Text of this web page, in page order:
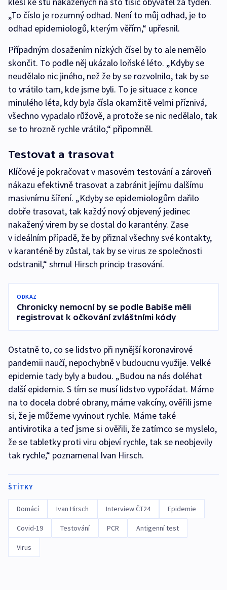
„To číslo je rozumný odhad. Není to můj odhad, je to
odhad epidemiologů, kterým věřím,“ upřesnil.
Případným dosažením nízkých čísel by to ale nemělo
skončit. To podle něj ukázalo loňské léto. „Kdyby se
neudělalo nic jiného, než že by se rozvolnilo, tak by se
to vrátilo tam, kde jsme byli. To je situace z konce
minulého léta, kdy byla čísla okamžitě velmi příznivá,
všechno vypadalo růžově, a protože se nic nedělalo, tak
se to hrozně rychle vrátilo,“ připomněl.
Testovat a trasovat
Klíčové je pokračovat v masovém testování a zároveň
nákazu efektivně trasovat a zabránit jejímu dalšímu
masivnímu šíření. „Kdyby se epidemiologům dařilo
dobře trasovat, tak každý nový objevený jedinec
nakažený virem by se dostal do karantény. Zase
v ideálním případě, že by přiznal všechny své kontakty,
v karanténě by zůstal, tak by se virus ze společnosti
odstranil,“ shrnul Hirsch princip trasování.
ODKAZ
Chronicky nemocní by se podle Babiše měli
registrovat k očkování zvláštními kódy
Ostatně to, co se lidstvo při nynější koronavirové
pandemii naučí, nepochybně v budoucnu využije. Velké
epidemie tady byly a budou. „Budou na nás doléhat
další epidemie. S tím se musí lidstvo vypořádat. Máme
na to docela dobré obrany, máme vakcíny, ověřili jsme
si, že je můžeme vyvinout rychle. Máme také
antivirotika a teď jsme si ověřili, že zatímco se myslelo,
že se tabletky proti viru objeví rychle, tak se neobjevily
tak rychle,“ poznamenal Ivan Hirsch.
ŠTÍTKY
Domácí Ivan Hirsch Interview ČT24 Epidemie
Covid-19 Testování PCR Antigenní test
Virus